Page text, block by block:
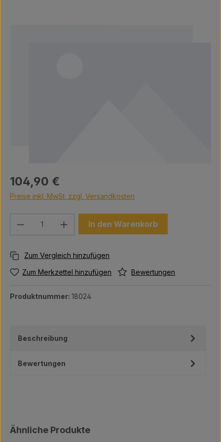
Regulärer Preis:
104,90 €
Preise inkl. MwSt. zzgl. Versandkosten
Produkt Anzahl: Gib den
In den Warenkorb
Zum Merkzettel hinzufügen Bewertungen
Produktnummer: 18024
Beschreibung
Bewertungen
Produktgalerie überspringen
Ähnliche Produkte